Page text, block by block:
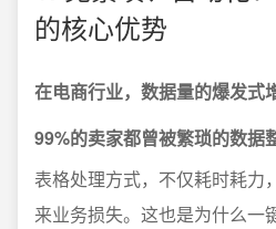
的核心优势
在电商行业，数据量的爆发式
99%的卖家都曾被繁琐的数据
表格处理方式，不仅耗时耗力
来业务损失。这也是为什么一